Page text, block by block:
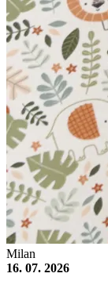
Milan
16. 07. 2026